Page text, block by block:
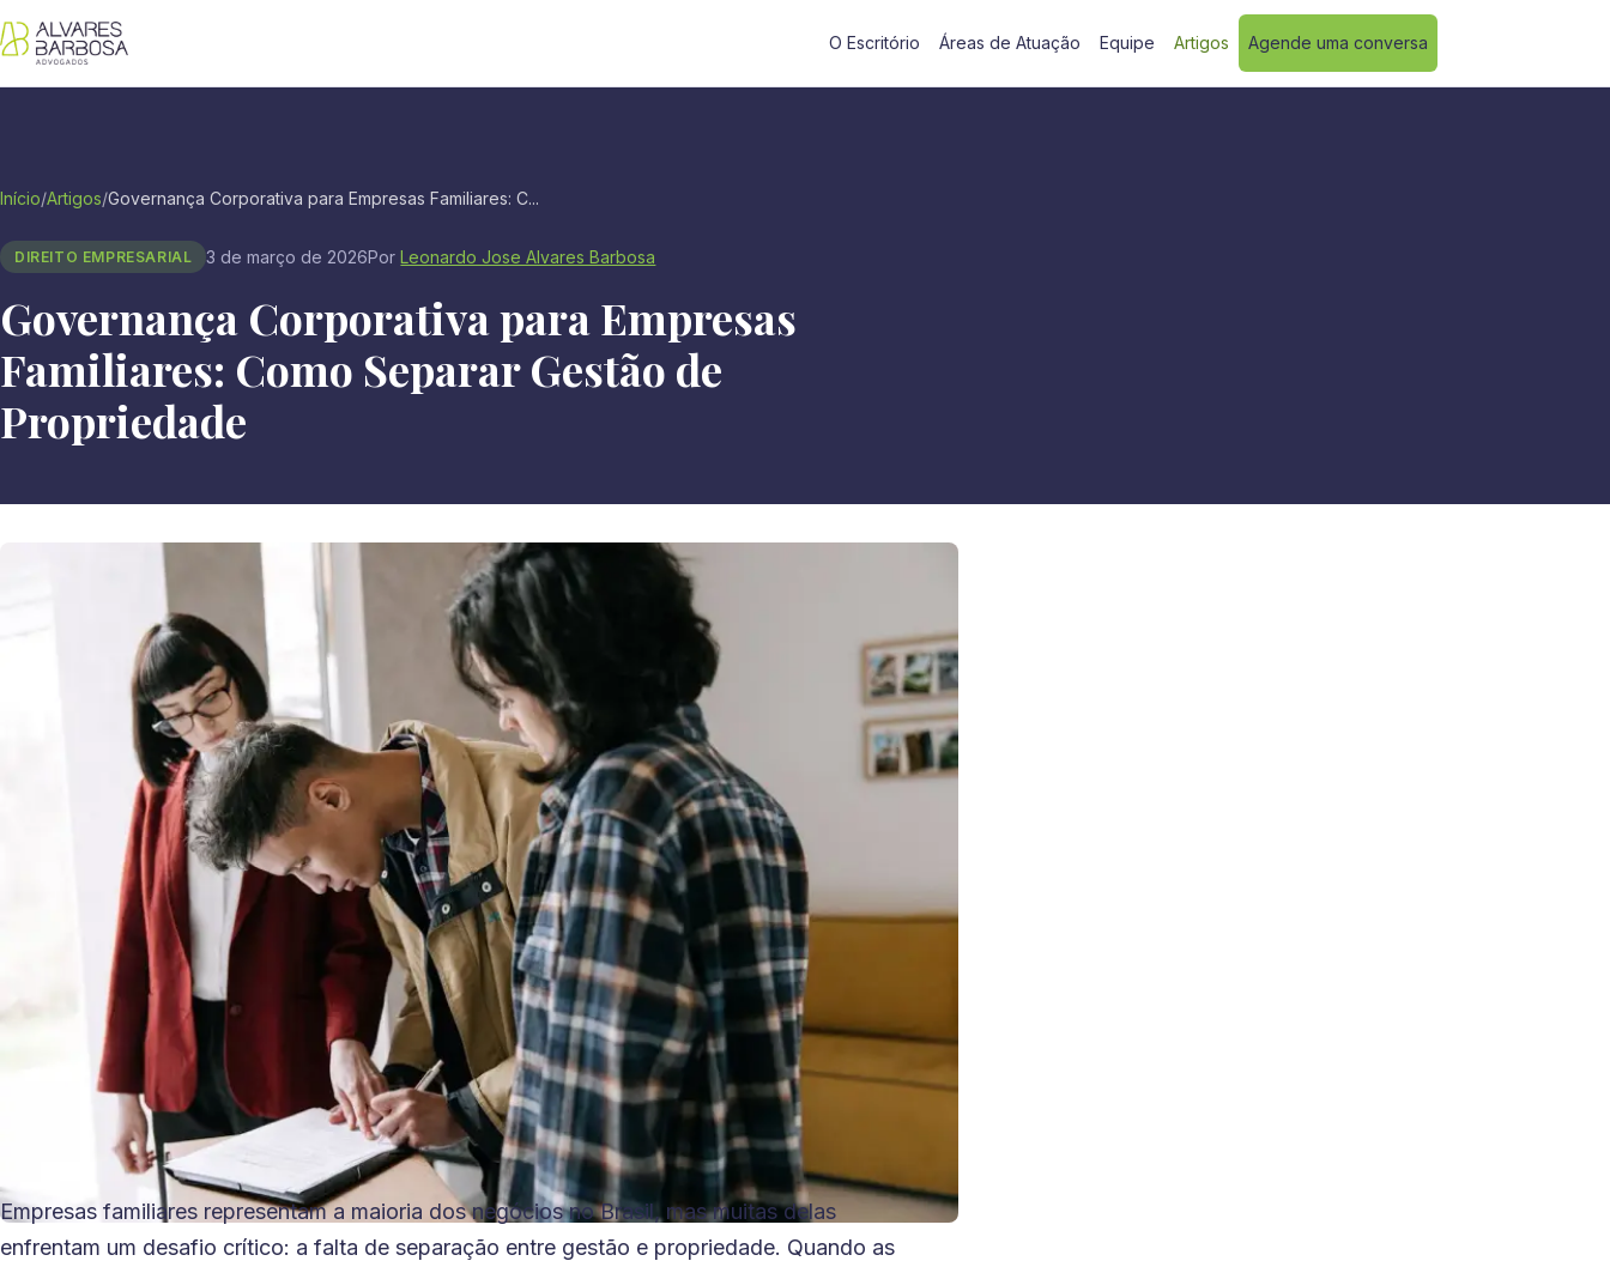
O Escritório Áreas de Atuação Equipe Artigos Agende uma conversa
Início/Artigos/Governança Corporativa para Empresas Familiares: C...
DIREITO EMPRESARIAL 3 de março de 2026PorLeonardo Jose Alvares Barbosa
Governança Corporativa para Empresas
Familiares: Como Separar Gestão de
Propriedade
Empresas familiares representam a maioria dos negócios no Brasil, mas muitas delas
enfrentam um desafio crítico: a falta de separação entre gestão e propriedade. Quando as